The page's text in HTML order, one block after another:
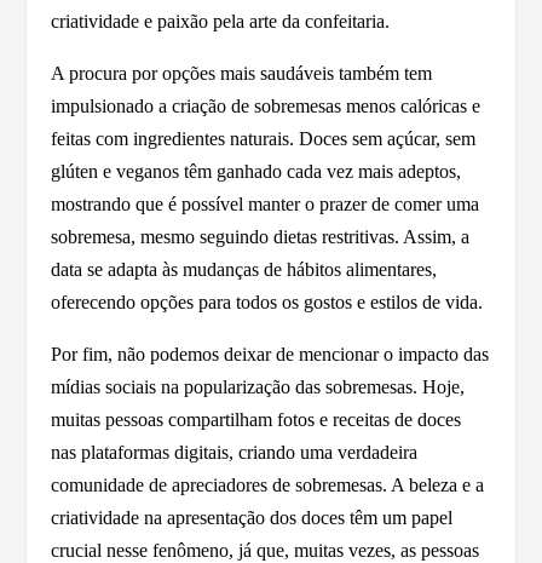
criatividade e paixão pela arte da confeitaria.
A procura por opções mais saudáveis também tem
impulsionado a criação de sobremesas menos calóricas e
feitas com ingredientes naturais. Doces sem açúcar, sem
glúten e veganos têm ganhado cada vez mais adeptos,
mostrando que é possível manter o prazer de comer uma
sobremesa, mesmo seguindo dietas restritivas. Assim, a
data se adapta às mudanças de hábitos alimentares,
oferecendo opções para todos os gostos e estilos de vida.
Por fim, não podemos deixar de mencionar o impacto das
mídias sociais na popularização das sobremesas. Hoje,
muitas pessoas compartilham fotos e receitas de doces
nas plataformas digitais, criando uma verdadeira
comunidade de apreciadores de sobremesas. A beleza e a
criatividade na apresentação dos doces têm um papel
crucial nesse fenômeno, já que, muitas vezes, as pessoas